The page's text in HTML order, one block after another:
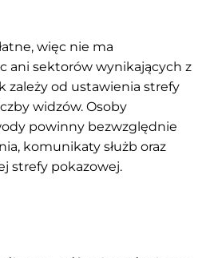
więc nie ma
ani sektorów wynikających z
zależy od ustawienia strefy
widzów. Osoby
powinny bezwzględnie
komunikaty służb oraz
strefy pokazowej.